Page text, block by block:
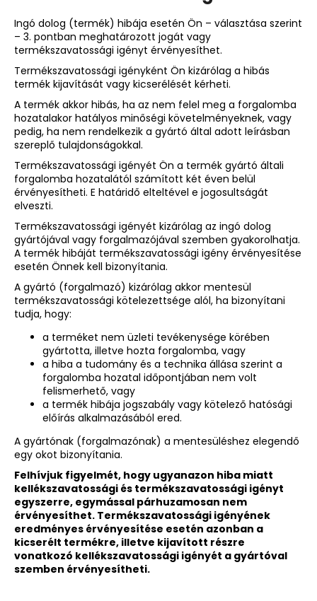
Ingó dolog (termék) hibája esetén Ön – választása szerint
– 3. pontban meghatározott jogát vagy
termékszavatossági igényt érvényesíthet.
Termékszavatossági igényként Ön kizárólag a hibás
termék kijavítását vagy kicserélését kérheti.
A termék akkor hibás, ha az nem felel meg a forgalomba
hozatalakor hatályos minőségi követelményeknek, vagy
pedig, ha nem rendelkezik a gyártó által adott leírásban
szereplő tulajdonságokkal.
Termékszavatossági igényét Ön a termék gyártó általi
forgalomba hozatalától számított két éven belül
érvényesítheti. E határidő elteltével e jogosultságát
elveszti.
Termékszavatossági igényét kizárólag az ingó dolog
gyártójával vagy forgalmazójával szemben gyakorolhatja.
A termék hibáját termékszavatossági igény érvényesítése
esetén Önnek kell bizonyítania.
A gyártó (forgalmazó) kizárólag akkor mentesül
termékszavatossági kötelezettsége alól, ha bizonyítani
tudja, hogy:
a terméket nem üzleti tevékenysége körében
gyártotta, illetve hozta forgalomba, vagy
a hiba a tudomány és a technika állása szerint a
forgalomba hozatal időpontjában nem volt
felismerhető, vagy
a termék hibája jogszabály vagy kötelező hatósági
előírás alkalmazásából ered.
A gyártónak (forgalmazónak) a mentesüléshez elegendő
egy okot bizonyítania.
Felhívjuk figyelmét, hogy ugyanazon hiba miatt
kellékszavatossági és termékszavatossági igényt
egyszerre, egymással párhuzamosan nem
érvényesíthet. Termékszavatossági igényének
eredményes érvényesítése esetén azonban a
kicserélt termékre, illetve kijavított részre
vonatkozó kellékszavatossági igényét a gyártóval
szemben érvényesítheti.